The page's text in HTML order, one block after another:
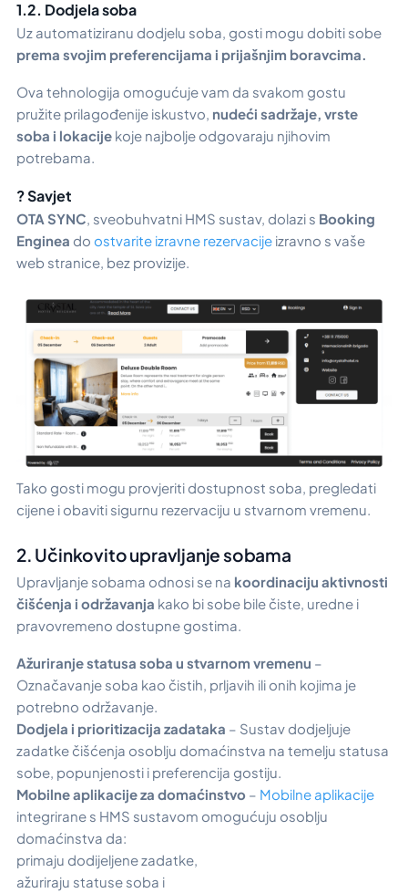
1.2. Dodjela soba
Uz automatiziranu dodjelu soba, gosti mogu dobiti sobe
prema svojim preferencijama i prijašnjim boravcima.
Ova tehnologija omogućuje vam da svakom gostu
pružite prilagođenije iskustvo, nudeći sadržaje, vrste
soba i lokacije koje najbolje odgovaraju njihovim
potrebama.
? Savjet
OTA SYNC, sveobuhvatni HMS sustav, dolazi s Booking
Enginea do ostvarite izravne rezervacije izravno s vaše
web stranice, bez provizije.
Tako gosti mogu provjeriti dostupnost soba, pregledati
cijene i obaviti sigurnu rezervaciju u stvarnom vremenu.
2. Učinkovito upravljanje sobama
Upravljanje sobama odnosi se na koordinaciju aktivnosti
čišćenja i održavanja kako bi sobe bile čiste, uredne i
pravovremeno dostupne gostima.
Ažuriranje statusa soba u stvarnom vremenu –
Označavanje soba kao čistih, prljavih ili onih kojima je
potrebno održavanje.
Dodjela i prioritizacija zadataka – Sustav dodjeljuje
zadatke čišćenja osoblju domaćinstva na temelju statusa
sobe, popunjenosti i preferencija gostiju.
Mobilne aplikacije za domaćinstvo – Mobilne aplikacije
integrirane s HMS sustavom omogućuju osoblju
domaćinstva da:
primaju dodijeljene zadatke,
ažuriraju statuse soba i